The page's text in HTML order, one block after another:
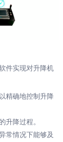
件实现对升降机
精确地控制升降
升降过程。
常情况下能够及